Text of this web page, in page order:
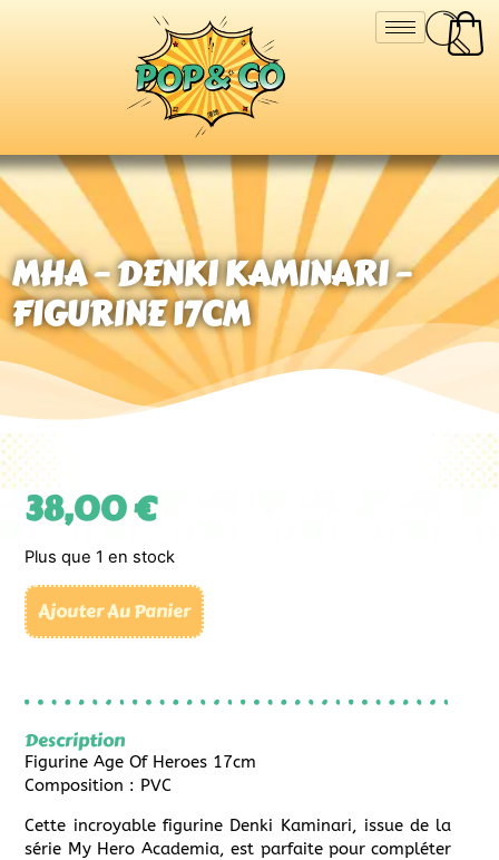
MHA – DENKI KAMINARI –
FIGURINE 17CM
38,00€
Plus que 1 en stock
Ajouter Au Panier
Description
Figurine Age Of Heroes 17cm
Composition : PVC
Cette incroyable figurine Denki Kaminari, issue de la
série My Hero Academia, est parfaite pour compléter